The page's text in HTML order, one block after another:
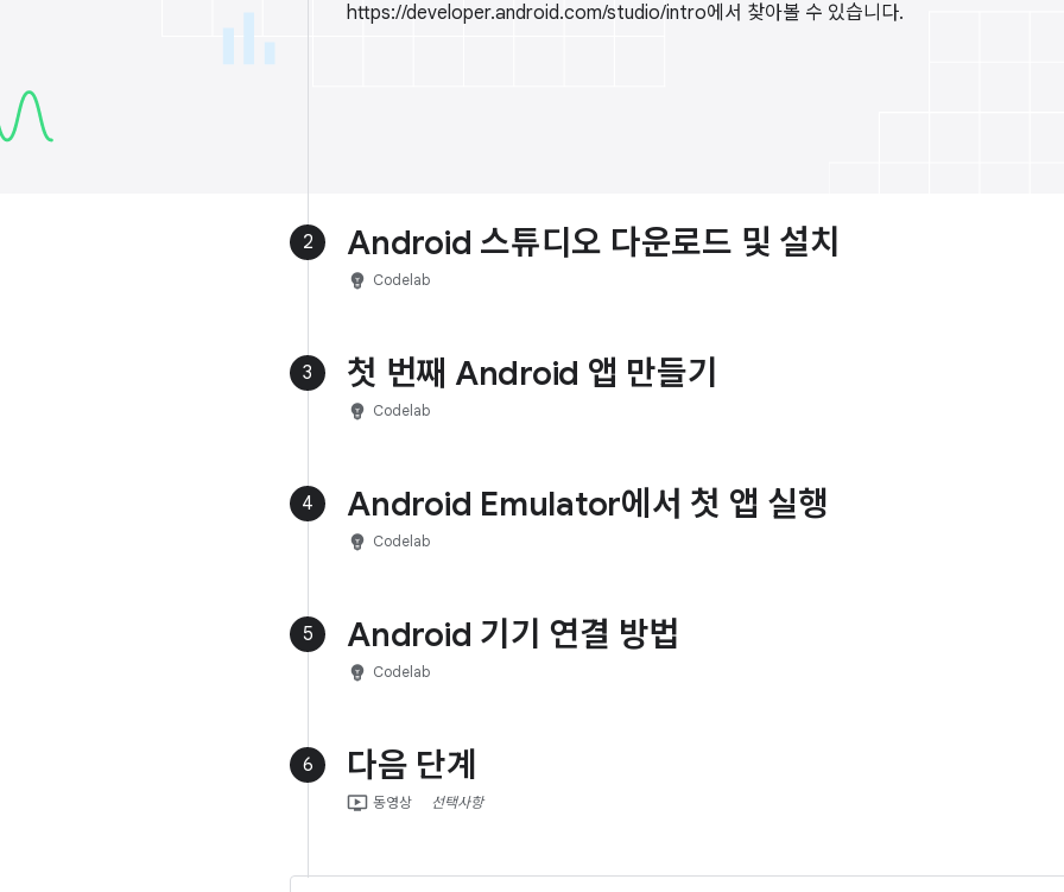
https://developer.android.com/studio/intro에서 찾아볼 수 있습니다.
2 Android 스튜디오 다운로드 및 설치
emoji_objects Codelab
3 첫 번째 Android 앱 만들기
emoji_objects Codelab
4 Android Emulator에서 첫 앱 실행
emoji_objects Codelab
5 Android 기기 연결 방법
emoji_objects Codelab
6 다음 단계
ondemand_video 동영상 선택사항